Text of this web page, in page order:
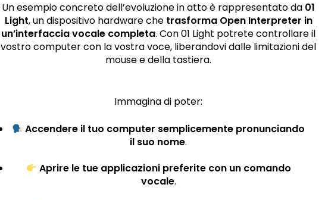
Un esempio concreto dell’evoluzione in atto è rappresentato da 01
Light, un dispositivo hardware che trasforma Open Interpreter in
un’interfaccia vocale completa. Con 01 Light potrete controllare il
vostro computer con la vostra voce, liberandovi dalle limitazioni del
mouse e della tastiera.
Immagina di poter:
Accendere il tuo computer semplicemente pronunciando
il suo nome.
Aprire le tue applicazioni preferite con un comando
vocale.